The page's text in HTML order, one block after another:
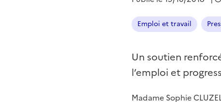
Emploi et travail
Un soutien
l’emploi et
Madame Sophie